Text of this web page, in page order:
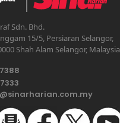
Sdn. Bhd.
15/5, Persiaran Selangor,
Shah Alam Selangor, Malaysia